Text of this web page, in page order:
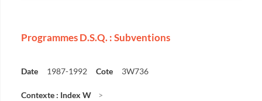
Programmes D.S.Q. : Subventions
Date 1987-1992 Cote 3W736
Contexte : Index W